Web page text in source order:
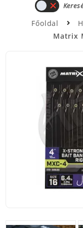
Főoldal
Matrix